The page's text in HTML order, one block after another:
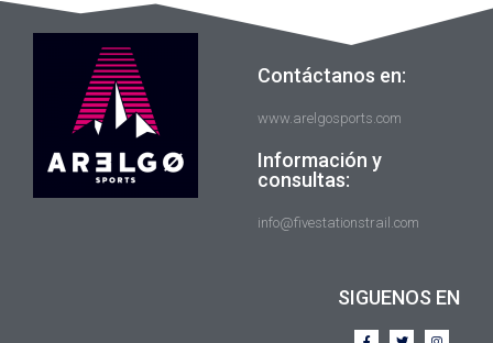
Contáctanos en:
www.arelgosports.com
Información y
consultas:
info@fivestationstrail.com
SIGUENOS EN